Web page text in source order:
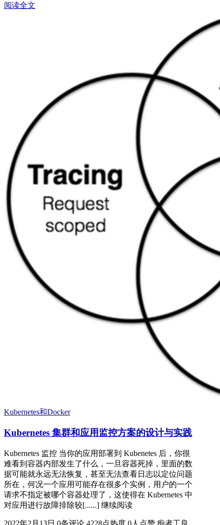
阅读全文
Kubernetes和Docker
Kubernetes 集群和应用监控方案的设计与实践
Kubernetes 监控 当你的应用部署到 Kubenetes 后，你很
难看到容器内部发生了什么，一旦容器死掉，里面的数
据可能就永远无法恢复，甚至无法查看日志以定位问题
所在，何况一个应用可能存在很多个实例，用户的一个
请求不指定被哪个容器处理了，这使得在 Kubernetes 中
对应用进行故障排除较[......] 继续阅读
2022年2月13日 0条评论 4228点热度 0人点赞 痴者工良